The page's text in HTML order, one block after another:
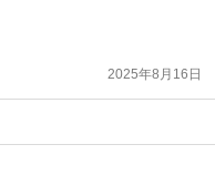
2025年8月16日